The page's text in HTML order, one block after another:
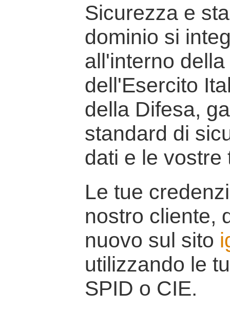
Sicurezza e
dominio si
all'interno
dell'Esercito
della Difesa,
standard di
dati e le vostre
Le tue
nostro cliente,
nuovo sul sito
utilizzando le
SPID o CIE.